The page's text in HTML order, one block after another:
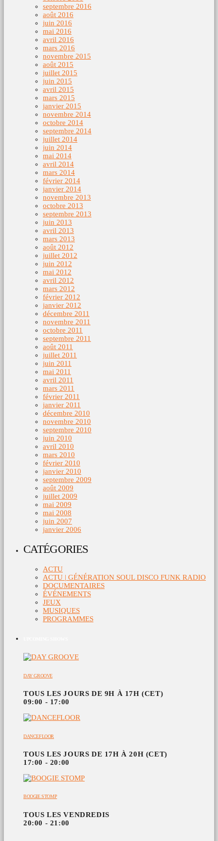
septembre 2016
août 2016
juin 2016
mai 2016
avril 2016
mars 2016
novembre 2015
août 2015
juillet 2015
juin 2015
avril 2015
mars 2015
janvier 2015
novembre 2014
octobre 2014
septembre 2014
juillet 2014
juin 2014
mai 2014
avril 2014
mars 2014
février 2014
janvier 2014
novembre 2013
octobre 2013
septembre 2013
juin 2013
avril 2013
mars 2013
août 2012
juillet 2012
juin 2012
mai 2012
avril 2012
mars 2012
février 2012
janvier 2012
décembre 2011
novembre 2011
octobre 2011
septembre 2011
août 2011
juillet 2011
juin 2011
mai 2011
avril 2011
mars 2011
février 2011
janvier 2011
décembre 2010
novembre 2010
septembre 2010
juin 2010
avril 2010
mars 2010
février 2010
janvier 2010
septembre 2009
août 2009
juillet 2009
mai 2009
mai 2008
juin 2007
janvier 2006
CATÉGORIES
ACTU
ACTU | GÉNÉRATION SOUL DISCO FUNK RADIO
DOCUMENTAIRES
ÉVÉNEMENTS
JEUX
MUSIQUES
PROGRAMMES
DAY GROOVE
TOUS LES JOURS DE 9H À 17H (CET)
09:00 - 17:00
DANCEFLOOR
TOUS LES JOURS DE 17H À 20H (CET)
17:00 - 20:00
BOOGIE STOMP
TOUS LES VENDREDIS
20:00 - 21:00